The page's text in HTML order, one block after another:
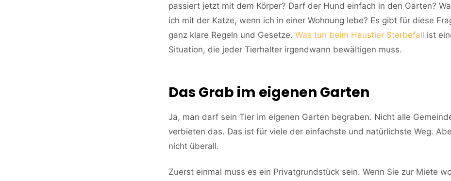
passiert jetzt mit dem Körper? Darf der Hund einfach in den Garten?
ich mit der Katze, wenn ich in einer Wohnung lebe? Es gibt für diese
ganz klare Regeln und Gesetze. Was tun beim Haustier Sterbefall ist
Situation, die jeder Tierhalter irgendwann bewältigen muss.
Das Grab im eigenen Garten
Ja, man darf sein Tier im eigenen Garten begraben. Nicht alle
verbieten das. Das ist für viele der einfachste und natürlichste Weg.
nicht überall.
Zuerst einmal muss es ein Privatgrundstück sein. Wenn Sie zur Miete